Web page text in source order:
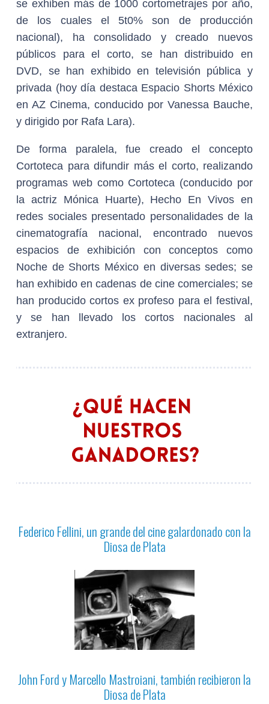
se exhiben más de 1000 cortometrajes por año,
de los cuales el 5t0% son de producción
nacional), ha consolidado y creado nuevos
públicos para el corto, se han distribuido en
DVD, se han exhibido en televisión pública y
privada (hoy día destaca Espacio Shorts México
en AZ Cinema, conducido por Vanessa Bauche,
y dirigido por Rafa Lara).
De forma paralela, fue creado el concepto
Cortoteca para difundir más el corto, realizando
programas web como Cortoteca (conducido por
la actriz Mónica Huarte), Hecho En Vivos en
redes sociales presentado personalidades de la
cinematografía nacional, encontrado nuevos
espacios de exhibición con conceptos como
Noche de Shorts México en diversas sedes; se
han exhibido en cadenas de cine comerciales; se
han producido cortos ex profeso para el festival,
y se han llevado los cortos nacionales al
extranjero.
Federico Fellini, un grande del cine galardonado con la
Diosa de Plata
John Ford y Marcello Mastroiani, también recibieron la
Diosa de Plata